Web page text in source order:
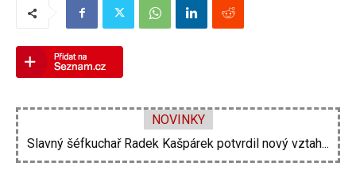
NOVINKY
Vojtěch Dyk na diskotéce imitoval Miloše Zemana....